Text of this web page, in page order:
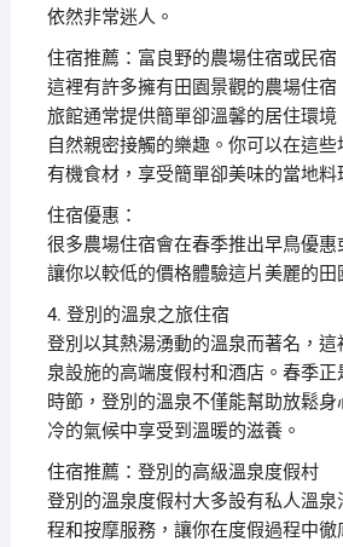
依然非常迷人。
住宿推薦：富良野的農場住宿或民宿
這裡有許多擁有田園景觀的農場住
旅館通常提供簡單卻溫馨的居住環
自然親密接觸的樂趣。你可以在這
有機食材，享受簡單卻美味的當地料
住宿優惠：
很多農場住宿會在春季推出早鳥優惠
讓你以較低的價格體驗這片美麗的田
4. 登別的溫泉之旅住宿
登別以其熱湯湧動的溫泉而著名，這
泉設施的高端度假村和酒店。春季
時節，登別的溫泉不僅能幫助放鬆
冷的氣候中享受到溫暖的滋養。
住宿推薦：登別的高級溫泉度假村
登別的溫泉度假村大多設有私人溫
程和按摩服務，讓你在度假過程中徹